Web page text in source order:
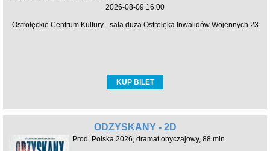
2026-08-09 16:00
Ostrołęckie Centrum Kultury - sala duża Ostrołęka Inwalidów Wojennych 23
KUP BILET
ODZYSKANY - 2D
Prod. Polska 2026, dramat obyczajowy, 88 min